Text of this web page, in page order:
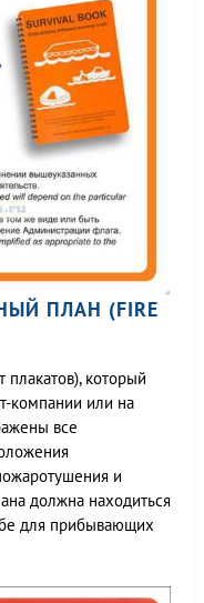
ПЛАН (FIRE
который
компании или на
все
и
должна находиться
для прибывающих